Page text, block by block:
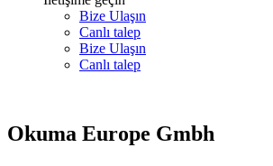
Bize Ulaşın
Canlı talep
Bize Ulaşın
Canlı talep
Okuma Europe Gmbh